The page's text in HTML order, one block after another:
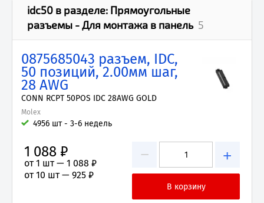
idc50 в разделе: Прямоугольные
разъемы - Для монтажа в панель 5
0875685043 разъем, IDC,
50 позиций, 2.00мм шаг,
28 AWG
CONN RCPT 50POS IDC 28AWG GOLD
Molex
4956 шт - 3-6 недель
− +
1 088 ₽
от 1 шт — 1 088 ₽
от 10 шт — 925 ₽